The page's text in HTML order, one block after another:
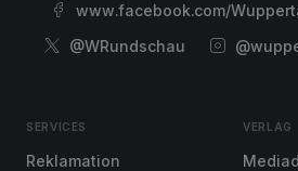
www.facebook.com/
@WRundschau
SERVICES
Reklamation
VERLAG